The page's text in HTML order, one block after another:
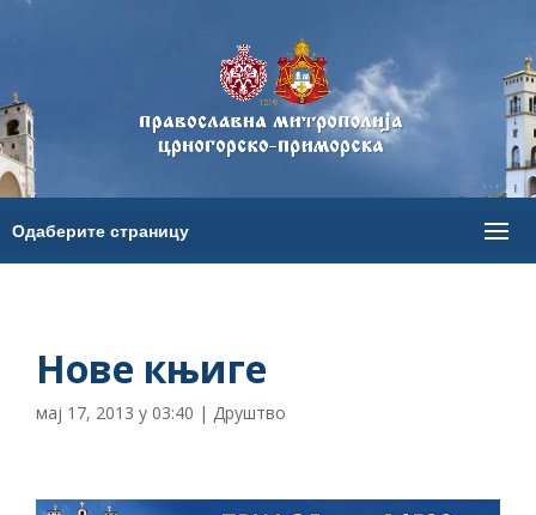
Нове књиге
мај 17, 2013 у 03:40 | Друштво